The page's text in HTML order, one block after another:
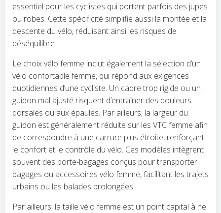
essentiel pour les cyclistes qui portent parfois des jupes
ou robes. Cette spécificité simplifie aussi la montée et la
descente du vélo, réduisant ainsi les risques de
déséquilibre.
Le choix vélo femme inclut également la sélection d’un
vélo confortable femme, qui répond aux exigences
quotidiennes d’une cycliste. Un cadre trop rigide ou un
guidon mal ajusté risquent d’entraîner des douleurs
dorsales ou aux épaules. Par ailleurs, la largeur du
guidon est généralement réduite sur les VTC femme afin
de correspondre à une carrure plus étroite, renforçant
le confort et le contrôle du vélo. Ces modèles intègrent
souvent des porte-bagages conçus pour transporter
bagages ou accessoires vélo femme, facilitant les trajets
urbains ou les balades prolongées.
Par ailleurs, la taille vélo femme est un point capital à ne